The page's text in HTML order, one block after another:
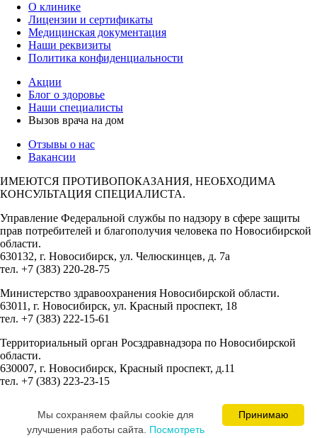
О клинике
Лицензии и сертификаты
Медицинская документация
Наши реквизиты
Политика конфиденциальности
Акции
Блог о здоровье
Наши специалисты
Вызов врача на дом
Отзывы о нас
Вакансии
ИМЕЮТСЯ ПРОТИВОПОКАЗАНИЯ, НЕОБХОДИМА
КОНСУЛЬТАЦИЯ СПЕЦИАЛИСТА.
Управление Федеральной службы по надзору в сфере защиты
прав потребителей и благополучия человека по Новосибирской
области.
630132, г. Новосибирск, ул. Челюскинцев, д. 7а
тел. +7 (383) 220-28-75
Министерство здравоохранения Новосибирской области.
63011, г. Новосибирск, ул. Красный проспект, 18
тел. +7 (383) 222-15-61
Территориальный орган Росздравнадзора по Новосибирской
области.
630007, г. Новосибирск, Красный проспект, д.11
тел. +7 (383) 223-23-15
Ваминцева Марина Николаевна
Цевкалюк Юлия Ивановна
Принимаю
Мы cохраняем файлы cookie для
улучшения работы сайта. Посмотреть